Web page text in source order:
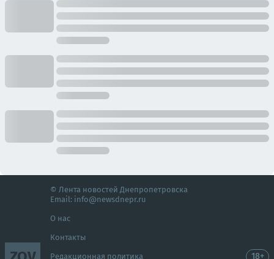
© Лента новостей Днепропетровска
Email: info@newsdnepr.ru
О нас
Контакты
Редакционная политика 18+